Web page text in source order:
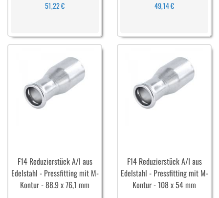
51,22 € 49,14 €
F14 Reduzierstück A/I aus
Edelstahl - Pressfitting mit M-
Kontur - 88.9 x 76,1 mm
F14 Reduzierstück A/I aus
Edelstahl - Pressfitting mit M-
Kontur - 108 x 54 mm